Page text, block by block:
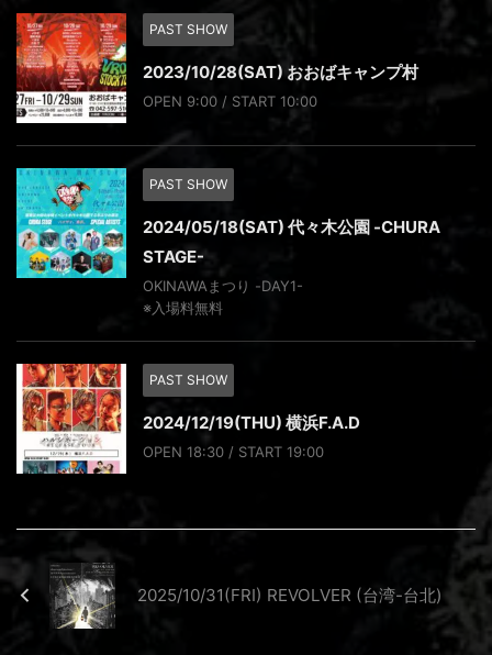
PAST SHOW
2023/10/28(SAT) おおばキャンプ村
OPEN 9:00 / START 10:00
PAST SHOW
2024/05/18(SAT) 代々木公園 -CHURA
STAGE-
OKINAWAまつり -DAY1-
※⼊場料無料
PAST SHOW
2024/12/19(THU) 横浜F.A.D
OPEN 18:30 / START 19:00
2025/10/31(FRI) REVOLVER (台湾-台北)